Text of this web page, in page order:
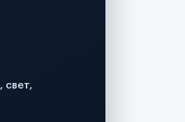
свет,